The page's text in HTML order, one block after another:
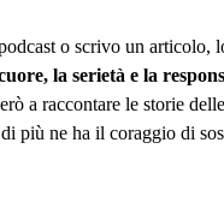
o scrivo un articolo,
la serietà e la
a raccontare le storie
più ne ha il coraggio di